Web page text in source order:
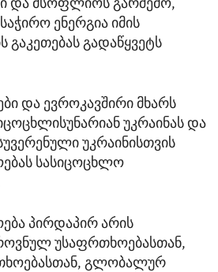
და მსოფლიოს გარშემო,
ენერგია იმის
გაკეთებას გადაწყვეტს
და ევროკავშირი მხარს
უკრაინას და
უკრაინისთვის
სასიცოცხლო
პირდაპირ არის
უსაფრთხოებასთან,
გლობალურ